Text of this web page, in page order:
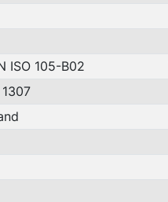
ISO 105-B02